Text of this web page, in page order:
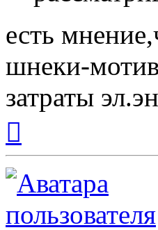
есть
шнеки-
затраты
началу